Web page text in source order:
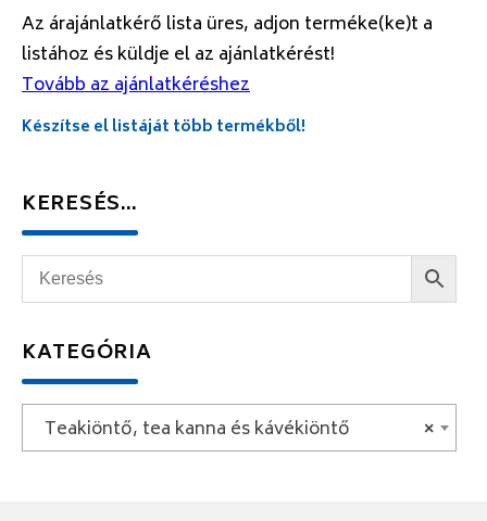
Az árajánlatkérő lista üres, adjon terméke(ke)t a
listához és küldje el az ajánlatkérést!
Tovább az ajánlatkéréshez
Készítse el listáját több termékből!
KERESÉS…
KATEGÓRIA
×
Teakiöntő, tea kanna és kávékiöntő